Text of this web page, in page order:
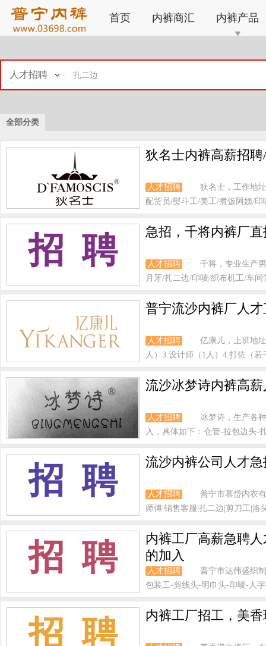
首页 内裤商汇 内裤产品
人才招聘
全部分类
狄名士内裤高薪招
人才招聘
狄名士，工作地
配货员/熨斗工/美工/煮饭阿姨/
招 聘 急招，千将内裤厂
人才招聘
千将，专业生产
月牙/扎二边/印唛/织布机工/车
普宁流沙内裤厂人
人才招聘
亿康儿，上班地
人）3.设计师（1人）4.打佐（
流沙冰梦诗内裤高
人才招聘
冰梦诗，生产各
入，具体如下：仓管-拉包边头-
招 聘 流沙内裤公司人才
人才招聘
普宁市慕岱内衣
师傅|销售客服|扎二边|剪刀工|洛
招 聘
内裤工厂高薪急聘
的加入
人才招聘
普宁市达伟盛织
包装工-剪线头-明巾头-印唛-人
招 聘 内裤工厂招工，美